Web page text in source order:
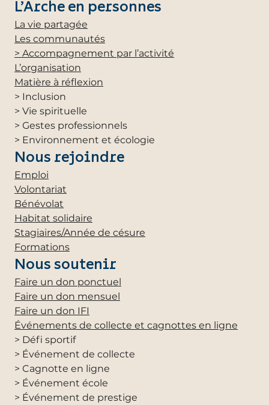
L’Arche en personnes
La vie partagée
Les communautés
> Accompagnement par l’activité
L’organisation
Matière à réflexion
> Inclusion
> Vie spirituelle
> Gestes professionnels
> Environnement et écologie
Nous rejoindre
Emploi
Volontariat
Bénévolat
Habitat solidaire
Stagiaires/Année de césure
Formations
Nous soutenir
Faire un don ponctuel
Faire un don mensuel
Faire un don IFI
Événements de collecte et cagnottes en ligne
> Défi sportif
> Événement de collecte
> Cagnotte en ligne
> Événement école
> Événement de prestige